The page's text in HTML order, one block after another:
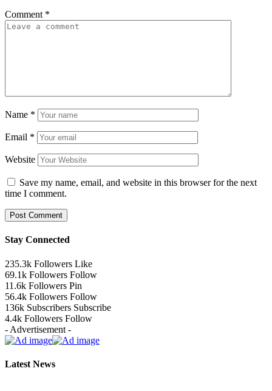
Comment *
Name *
Email *
Website
Save my name, email, and website in this browser for the next
time I comment.
Stay Connected
235.3k Followers Like
69.1k Followers Follow
11.6k Followers Pin
56.4k Followers Follow
136k Subscribers Subscribe
4.4k Followers Follow
- Advertisement -
Latest News